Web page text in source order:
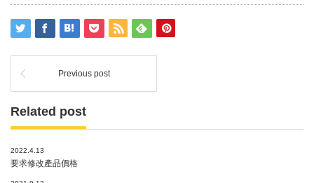
Previous post
Related post
2022.4.13
要求修改產品價格